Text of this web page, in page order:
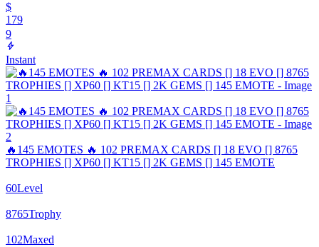
$
179
9
Instant
🔥145 EMOTES 🔥 102 PREMAX CARDS [] 18 EVO [] 8765
TROPHIES [] XP60 [] KT15 [] 2K GEMS [] 145 EMOTE
60Level
8765Trophy
102Maxed